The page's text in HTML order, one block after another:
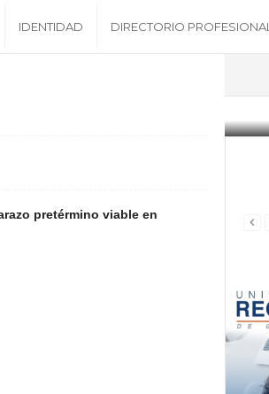
IDENTIDAD DIRECTORIO PROFESIONAL
pretérmino viable en